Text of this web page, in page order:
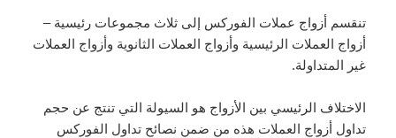
تنقسم أزواج عملات الفوركس إلى ثلاث مجموعات رئيسية –
أزواج العملات الرئيسية وأزواج العملات الثانوية وأزواج العملات
غير المتداولة.
الاختلاف الرئيسي بين الأزواج هو السيولة التي تنتج عن حجم
تداول أزواج العملات هذه من ضمن نصائح تداول الفوركس